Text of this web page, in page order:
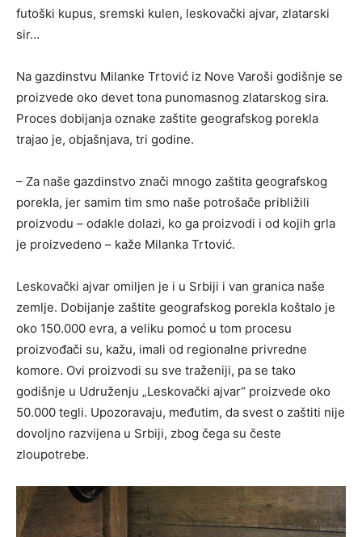
futoški kupus, sremski kulen, leskovački ajvar, zlatarski
sir…
Na gazdinstvu Milanke Trtović iz Nove Varoši godišnje se
proizvede oko devet tona punomasnog zlatarskog sira.
Proces dobijanja oznake zaštite geografskog porekla
trajao je, objašnjava, tri godine.
– Za naše gazdinstvo znači mnogo zaštita geografskog
porekla, jer samim tim smo naše potrošače približili
proizvodu – odakle dolazi, ko ga proizvodi i od kojih grla
je proizvedeno – kaže Milanka Trtović.
Leskovački ajvar omiljen je i u Srbiji i van granica naše
zemlje. Dobijanje zaštite geografskog porekla koštalo je
oko 150.000 evra, a veliku pomoć u tom procesu
proizvođači su, kažu, imali od regionalne privredne
komore. Ovi proizvodi su sve traženiji, pa se tako
godišnje u Udruženju „Leskovački ajvar“ proizvede oko
50.000 tegli. Upozoravaju, međutim, da svest o zaštiti nije
dovoljno razvijena u Srbiji, zbog čega su česte
zloupotrebe.